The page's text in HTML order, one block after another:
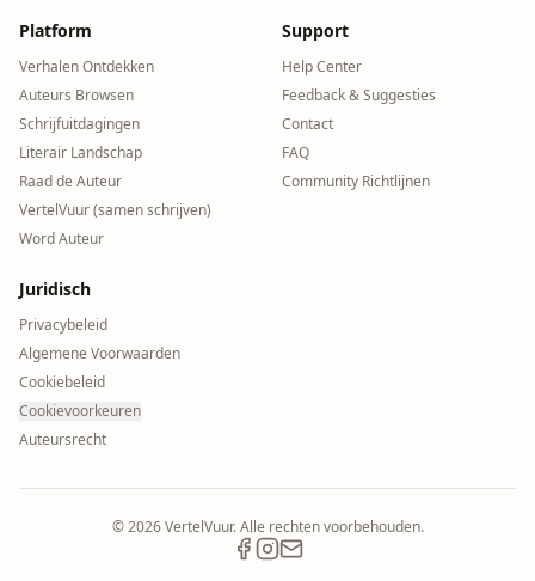
Platform
Verhalen Ontdekken
Auteurs Browsen
Schrijfuitdagingen
Literair Landschap
Raad de Auteur
VertelVuur (samen schrijven)
Word Auteur
Support
Help Center
Feedback & Suggesties
Contact
FAQ
Community Richtlijnen
Juridisch
Privacybeleid
Algemene Voorwaarden
Cookiebeleid
Cookievoorkeuren
Auteursrecht
©2026VertelVuur. Alle rechten voorbehouden.